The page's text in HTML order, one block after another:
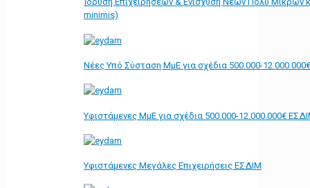
minimis)
Νέες Υπό Σύσταση ΜμΕ για σχέδια 500.000-
Υφιστάμενες ΜμΕ για σχέδια 500.000-12.000.000€
Υφιστάμενες Μεγάλες Επιχειρήσεις ΕΣΔΙΜ